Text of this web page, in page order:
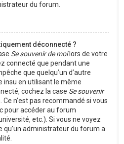
du forum.
déconnecté ?
Se souvenir de moilors de votre
connecté que pendant une
que quelqu’un d’autre
insu en utilisant le même
cochez la case Se souvenir
n’est pas recommandé si vous
pour accéder au forum
etc.). Si vous ne voyez
qu’un administrateur du forum a